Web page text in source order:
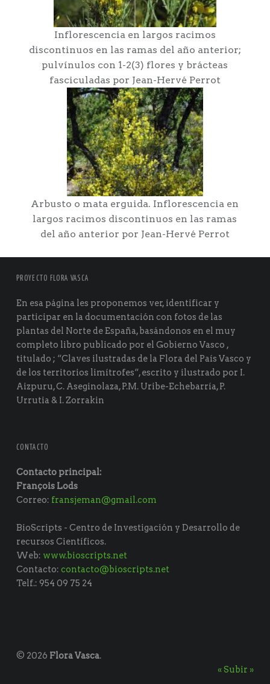
Inflorescencia en largos racimos
discontinuos en las ramas del año anterior;
pulvínulos con 1-2(3) flores y brácteas
fasciculadas por Jean-Hervé Perrot
Arbusto o mata erguida. Inflorescencia en
largos racimos discontinuos en las ramas
del año anterior por Jean-Hervé Perrot
PROYECTO FLORA VASCA
En esa página les proponemos ver, identificar y
participar en la documentación con fotos de las
plantas del Norte de España, basándonos en el muy
completo libro publicado por el Gobierno Vasco ,
titulado ; “Claves ilustradas de la Flora del País Vasco y
de los territorios limítrofes“, escrito y ilustrado por I.
Aizpuru, C. Aseginolaza, P.M. Uribe-Echebarría, P.
Urrutia & I. Zorrakin
CONTACTO
Contacto principal:
François Lods
Correo: fransjeman@gmail.com
BioScripts - Centro de Investigación y Desarrollo de
recursos Científicos.
Web: www.bioscripts.net
Contacto:contacto@bioscripts.net
Telf.: 954 09 75 24
© 2026 Flora Vasca.
« Subir »